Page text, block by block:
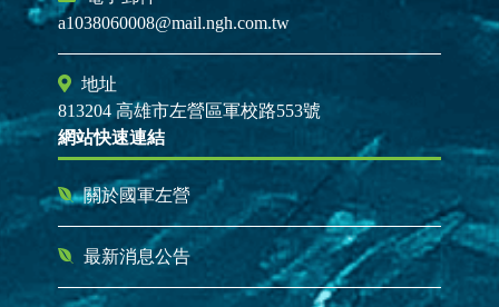
a1038060008@mail.ngh.com.tw
地址
813204 高雄市左營區軍校路553號
網站快速連結
關於國軍左營
最新消息公告